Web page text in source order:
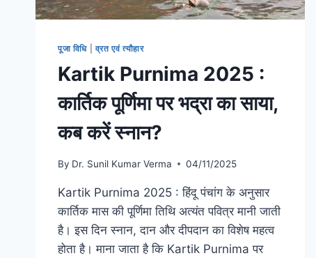
पूजा विधि| व्रत एवं त्यौहार
Kartik Purnima 2025 :
कार्तिक पूर्णिमा पर भद्रा का साया,
कब करें स्नान?
By Dr. Sunil Kumar Verma 04/11/2025
Kartik Purnima 2025 : हिंदू पंचांग के अनुसार
कार्तिक मास की पूर्णिमा तिथि अत्यंत पवित्र मानी जाती
है। इस दिन स्नान, दान और दीपदान का विशेष महत्व
होता है। माना जाता है कि Kartik Purnima पर